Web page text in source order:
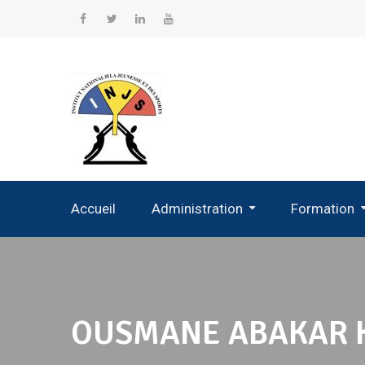
Accueil Administration Formation
OUSMANE ABAKAR